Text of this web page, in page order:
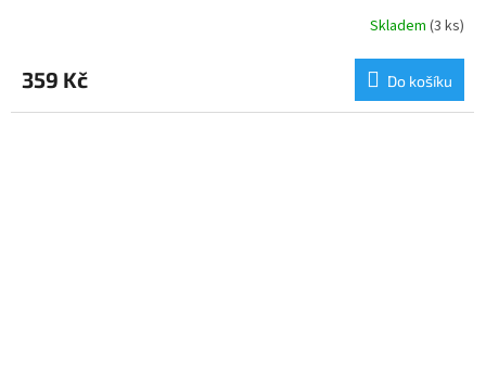
Skladem (3 ks)
359 Kč Do košíku